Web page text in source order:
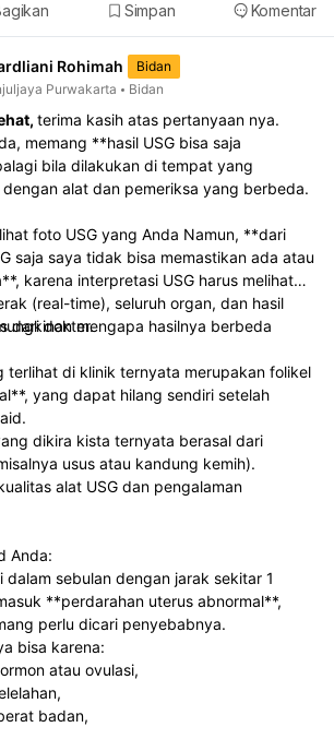
Simpan Komentar
Rohimah
Bidan
Purwakarta
Bidan
terima kasih atas pertanyaan nya.
memang **hasil USG bisa saja
bila dilakukan di tempat yang
alat dan pemeriksa yang berbeda.
foto USG yang Anda Namun, **dari
saja saya tidak bisa memastikan ada atau
karena interpretasi USG harus melihat
(real-time), seluruh organ, dan hasil
dari dokter.mengapa hasilnya berbeda
terlihat di klinik ternyata merupakan folikel
yang dapat hilang sendiri setelah
dikira kista ternyata berasal dari
usus atau kandung kemih).
alat USG dan pengalaman
Anda:
dalam sebulan dengan jarak sekitar 1
**perdarahan uterus abnormal**,
perlu dicari penyebabnya.
bisa karena:
atau ovulasi,
badan,